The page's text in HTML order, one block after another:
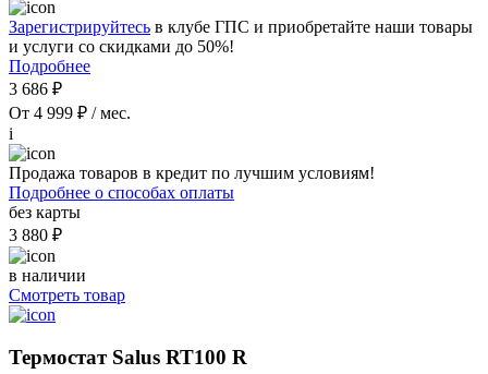
Зарегистрируйтесь в клубе ГПС и приобретайте наши товары
и услуги со скидками до 50%!
Подробнее
3 686 ₽
От 4 999 ₽ / мес.
i
Продажа товаров в кредит по лучшим условиям!
Подробнее о способах оплаты
без карты
3 880 ₽
в наличии
Смотреть товар
Термостат Salus RT100 R